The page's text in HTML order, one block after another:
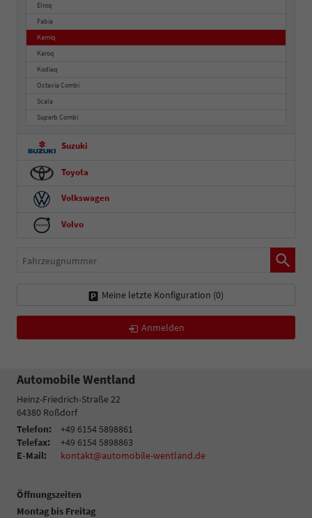
Elroq
Fabia
Kamiq
Karoq
Kodiaq
Octavia Combi
Scala
Superb Combi
Suzuki
Toyota
Volkswagen
Volvo
Fahrzeugnummer
Meine letzte Konfiguration (0)
Anmelden
Automobile Wentland
Heinz-Friedrich-Straße 22
64380 Roßdorf
Telefon:
+49 6154 5898861
Telefax:
+49 6154 5898863
E-Mail:
kontakt@automobile-wentland.de
Öffnungszeiten
Montag bis Freitag